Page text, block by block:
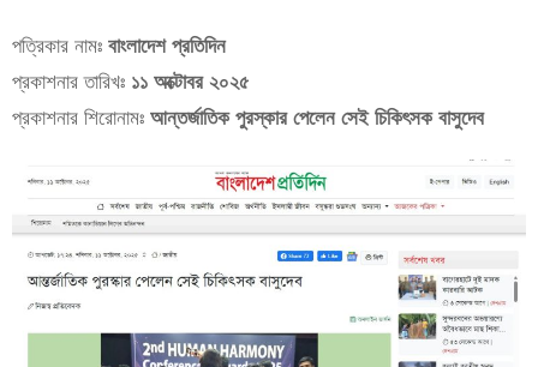
পত্রিকার নামঃ বাংলাদেশ প্রতিদিন
প্রকাশনার তারিখঃ ১১ অক্টোবর ২০২৫
প্রকাশনার শিরোনামঃ আন্তর্জাতিক পুরস্কার পেলেন সেই চিকিৎসক বাসুদেব